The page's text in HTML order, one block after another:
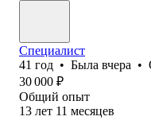
Специалист
41 год • Была вчера •
30 000 ₽
Общий опыт
13 лет 11 месяцев